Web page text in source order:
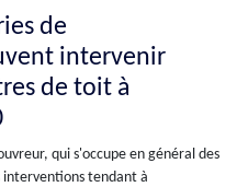
de
intervenir
de toit à
qui s'occupe en général des
tendant à